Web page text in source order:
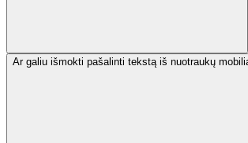
Ar galiu išmokti pašalinti tekstą iš nuotraukų